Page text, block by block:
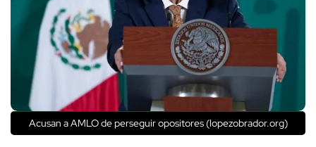
Acusan a AMLO de perseguir opositores (lopezobrador.org)